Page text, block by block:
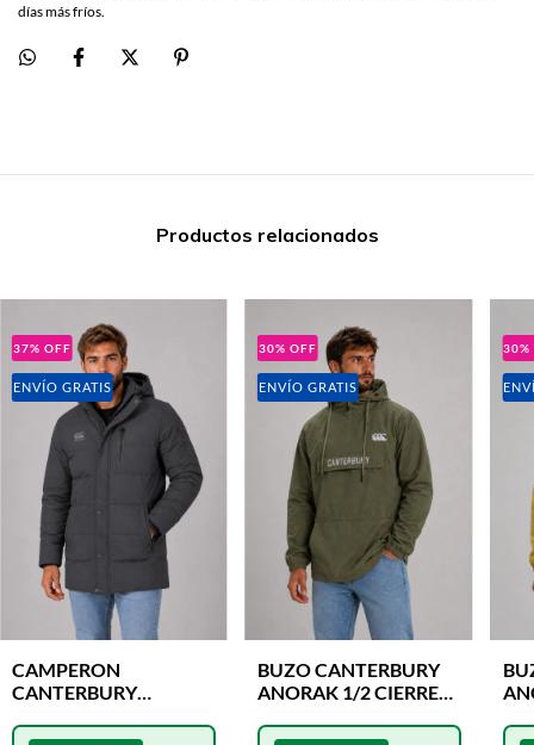
días más fríos.
Productos relacionados
37% OFF
ENVÍO GRATIS
CAMPERON
CANTERBURY
GRAFITO
30% OFF
ENVÍO GRATIS
BUZO CANTERBURY
ANORAK 1/2 CIERRE
30%